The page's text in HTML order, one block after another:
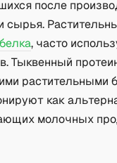
после
сырья.
, часто
Тыквенный
растительными
как
молочных